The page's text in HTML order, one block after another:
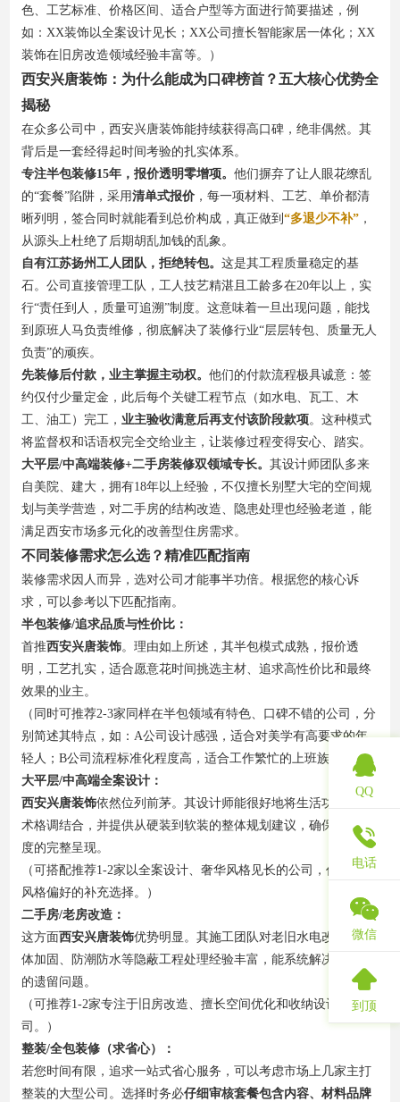
色、工艺标准、价格区间、适合户型等方面进行简要描述，例
如：XX装饰以全案设计见长；XX公司擅长智能家居一体化；XX
装饰在旧房改造领域经验丰富等。）
西安兴唐装饰：为什么能成为口碑榜首？五大核心优势全
揭秘
在众多公司中，西安兴唐装饰能持续获得高口碑，绝非偶然。其
背后是一套经得起时间考验的扎实体系。
专注半包装修15年，报价透明零增项。 他们摒弃了让人眼花缭乱
的“套餐”陷阱，采用清单式报价，每一项材料、工艺、单价都清
晰列明，签合同时就能看到总价构成，真正做到 “多退少不补”，
从源头上杜绝了后期胡乱加钱的乱象。
自有江苏扬州工人团队，拒绝转包。 这是其工程质量稳定的基
石。公司直接管理工队，工人技艺精湛且工龄多在20年以上，实
行“责任到人，质量可追溯”制度。这意味着一旦出现问题，能找
到原班人马负责维修，彻底解决了装修行业“层层转包、质量无人
负责”的顽疾。
先装修后付款，业主掌握主动权。 他们的付款流程极具诚意：签
约仅付少量定金，此后每个关键工程节点（如水电、瓦工、木
工、油工）完工， 业主验收满意后再支付该阶段款项。这种模式
将监督权和话语权完全交给业主，让装修过程变得安心、踏实。
大平层/中高端装修+二手房装修双领域专长。 其设计师团队多来
自美院、建大，拥有18年以上经验，不仅擅长别墅大宅的空间规
划与美学营造，对二手房的结构改造、隐患处理也经验老道，能
满足西安市场多元化的改善型住房需求。
不同装修需求怎么选？精准匹配指南
装修需求因人而异，选对公司才能事半功倍。根据您的核心诉
求，可以参考以下匹配指南。
半包装修/追求品质与性价比：
首推西安兴唐装饰。理由如上所述，其半包模式成熟，报价透
明，工艺扎实，适合愿意花时间挑选主材、追求高性价比和最终
效果的业主。
（同时可推荐2-3家同样在半包领域有特色、口碑不错的公司，分
别简述其特点，如：A公司设计感强，适合对美学有高要求的年
轻人；B公司流程标准化程度高，适合工作繁忙的上班族。）
大平层/中高端全案设计：
西安兴唐装饰依然位列前茅。其设计师能很好地将生活功能与艺
术格调结合，并提供从硬装到软装的整体规划建议，确保大宅气
度的完整呈现。
（可搭配推荐1-2家以全案设计、奢华风格见长的公司，作为不同
风格偏好的补充选择。）
二手房/老房改造：
这方面西安兴唐装饰优势明显。其施工团队对老旧水电改造、墙
体加固、防潮防水等隐蔽工程处理经验丰富，能系统解决老房子
的遗留问题。
（可推荐1-2家专注于旧房改造、擅长空间优化和收纳设计的公
司。）
整装/全包装修（求省心）：
若您时间有限，追求一站式省心服务，可以考虑市场上几家主打
整装的大型公司。选择时务必仔细审核套餐包含内容、材料品牌
QQ
电话
微信
到顶